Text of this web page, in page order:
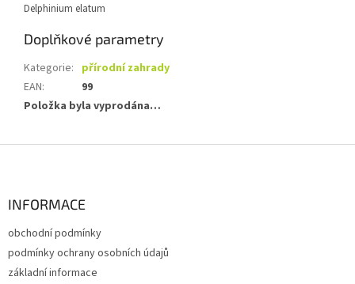
Delphinium elatum
Doplňkové parametry
Kategorie: přírodní zahrady
EAN:
99
Položka byla vyprodána…
INFORMACE
obchodní podmínky
podmínky ochrany osobních údajů
základní informace